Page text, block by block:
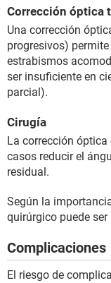
Corrección óptica
Una corrección
progresivos)
estrabismos
ser insuficiente en
parcial).
Cirugía
La corrección
casos reducir el
residual.
Según la
quirúrgico puede
Complicaciones
El riesgo de